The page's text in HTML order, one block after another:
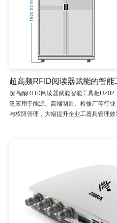
超高频RFID阅读器赋能的智能
超高频RFID阅读器赋能智能工具柜
泛应用于能源、高端制造、检修厂等行
与权限管理，大幅提升企业工器具管理效